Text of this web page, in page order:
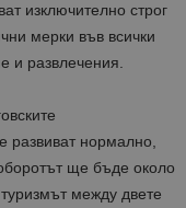
изключително строг
мерки във всички
и развлечения.
развиват нормално,
ще бъде около
между двете